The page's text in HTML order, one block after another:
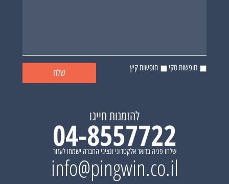
חופשות סקי חופשות קיץ
להזמנות חייגו
04-8557722
שלחו פניה בדואר אלקטרוני ונציגי החברה ישמחו לעזור
info@pingwin.co.il